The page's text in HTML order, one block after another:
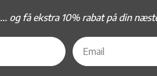
... og få ekstra 10% rabat på din